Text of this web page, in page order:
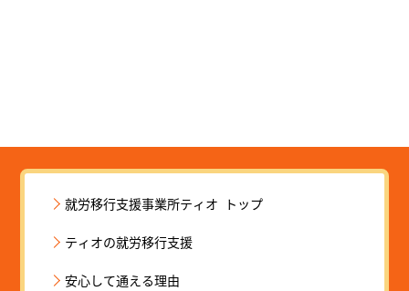
就労移行支援事業所ティオ トップ
ティオの就労移行支援
安心して通える理由